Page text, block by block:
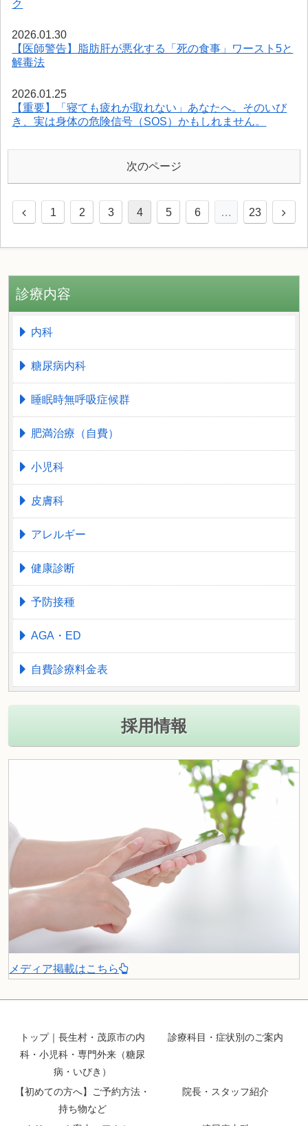
ク
2026.01.30
【医師警告】脂肪肝が悪化する「死の食事」ワースト5と
解毒法
2026.01.25
【重要】「寝ても疲れが取れない」あなたへ。そのいび
き、実は身体の危険信号（SOS）かもしれません。
次のページ
1 2 3 4 5 6 … 23
診療内容
内科
糖尿病内科
睡眠時無呼吸症候群
肥満治療（自費）
小児科
皮膚科
アレルギー
健康診断
予防接種
AGA・ED
自費診療料金表
採用情報
メディア掲載はこちら
トップ｜長生村・茂原市の内
科・小児科・専門外来（糖尿
病・いびき）
診療科目・症状別のご案内
【初めての方へ】ご予約方法・
持ち物など
院長・スタッフ紹介